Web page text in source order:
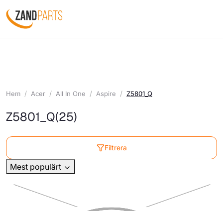
Hem Acer All In One Aspire Z5801_Q
Z5801_Q(25)
Filtrera
Mest populärt